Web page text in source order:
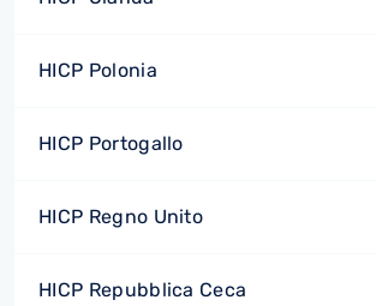
HICP Polonia
HICP Portogallo
HICP Regno Unito
HICP Repubblica Ceca